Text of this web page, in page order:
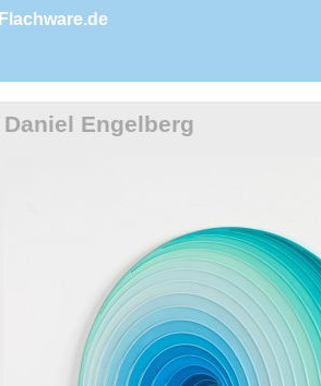
Flachware.de
Daniel Engelberg